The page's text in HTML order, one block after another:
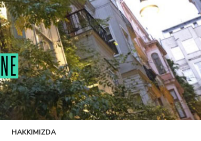
HAKKIMIZDA